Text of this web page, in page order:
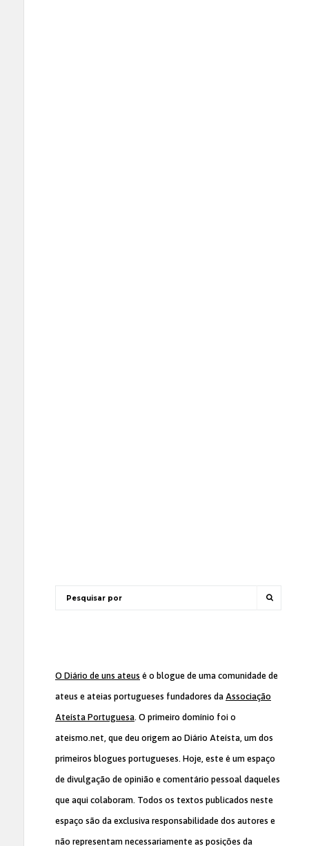
O Diário de uns ateus é o blogue de uma comunidade de
ateus e ateias portugueses fundadores da Associação
Ateísta Portuguesa. O primeiro domínio foi o
ateismo.net, que deu origem ao Diário Ateísta, um dos
primeiros blogues portugueses. Hoje, este é um espaço
de divulgação de opinião e comentário pessoal daqueles
que aqui colaboram. Todos os textos publicados neste
espaço são da exclusiva responsabilidade dos autores e
não representam necessariamente as posições da